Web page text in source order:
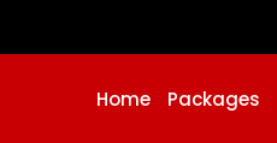
Home Packages